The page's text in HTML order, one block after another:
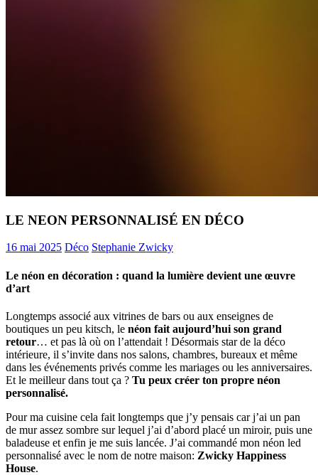
LE NEON PERSONNALISÉ EN DÉCO
16 mai 2025 Déco Stephanie Zwicky
Le néon en décoration : quand la lumière devient une œuvre
d’art
Longtemps associé aux vitrines de bars ou aux enseignes de
boutiques un peu kitsch, le néon fait aujourd’hui son grand
retour… et pas là où on l’attendait ! Désormais star de la déco
intérieure, il s’invite dans nos salons, chambres, bureaux et même
dans les événements privés comme les mariages ou les anniversaires.
Et le meilleur dans tout ça ? Tu peux créer ton propre néon
personnalisé.
Pour ma cuisine cela fait longtemps que j’y pensais car j’ai un pan
de mur assez sombre sur lequel j’ai d’abord placé un miroir, puis une
baladeuse et enfin je me suis lancée. J’ai commandé mon néon led
personnalisé avec le nom de notre maison: Zwicky Happiness
House.